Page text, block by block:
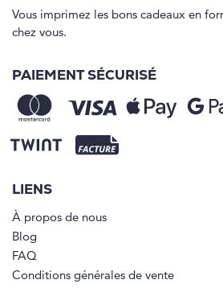
Vous imprimez les bons cadeaux en
chez vous.
PAIEMENT SÉCURISÉ
LIENS
À propos de nous
Blog
FAQ
Conditions générales de vente